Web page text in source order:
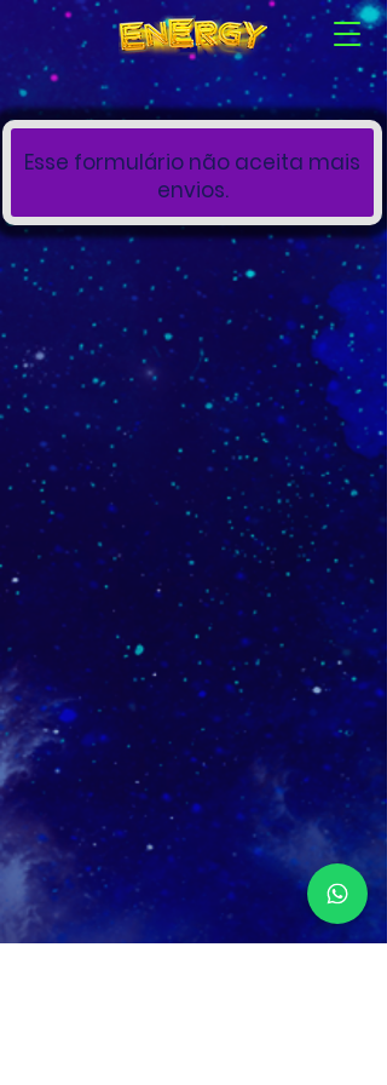
Esse formulário não aceita mais
envios.